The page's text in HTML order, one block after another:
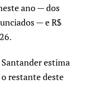
ano — dos
— e R$
Santander estima
restante deste